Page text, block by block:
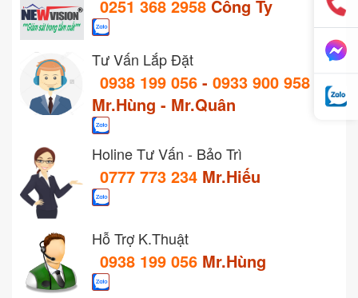
0251 368 2958 Công Ty
Tư Vấn Lắp Đặt
0938 199 056 - 0933 900 958
Mr.Hùng - Mr.Quân
Holine Tư Vấn - Bảo Trì
0777 773 234 Mr.Hiếu
Hỗ Trợ K.Thuật
0938 199 056 Mr.Hùng